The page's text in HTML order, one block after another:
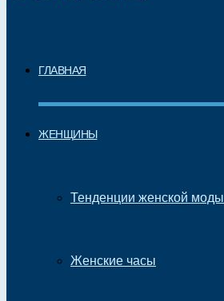
ГЛАВНАЯ
ЖЕНЩИНЫ
Тенденции женской моды
Женские часы